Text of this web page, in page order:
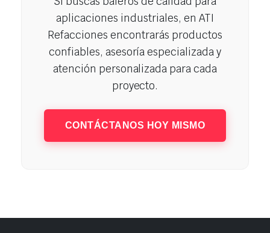
aplicaciones industriales, en ATI
Refacciones encontrarás productos
confiables, asesoría especializada y
atención personalizada para cada
proyecto.
CONTÁCTANOS HOY MISMO